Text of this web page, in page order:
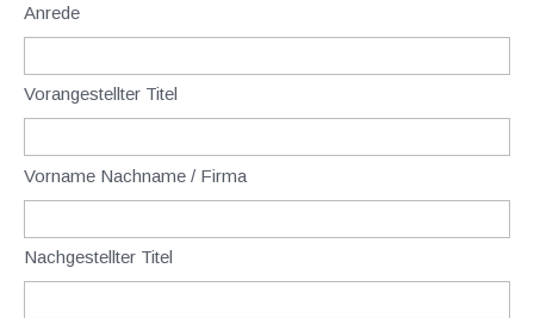
Anrede
Vorangestellter Titel
Vorname Nachname / Firma
Nachgestellter Titel